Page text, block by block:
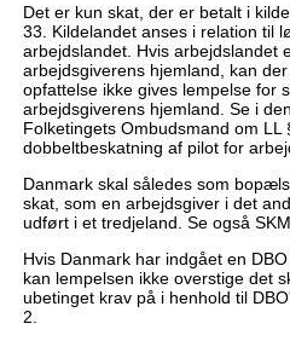
Det er kun skat, der er betalt i
33. Kildelandet anses i relation til
arbejdslandet. Hvis arbejdslandet
arbejdsgiverens hjemland, kan
opfattelse ikke gives lempelse for
arbejdsgiverens hjemland. Se i
Folketingets Ombudsmand om LL
dobbeltbeskatning af pilot for
Danmark skal således som
skat, som en arbejdsgiver i det
udført i et tredjeland. Se også
Hvis Danmark har indgået en
kan lempelsen ikke overstige det
ubetinget krav på i henhold til
2.